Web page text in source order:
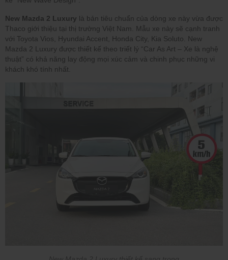
New Mazda 2 Luxury là bản tiêu chuẩn của dòng xe này vừa được
Thaco giới thiệu tại thị trường Việt Nam. Mẫu xe này sẽ cạnh tranh
với Toyota Vios, Hyundai Accent, Honda City, Kia Soluto. New
Mazda 2 Luxury được thiết kế theo triết lý “Car As Art – Xe là nghệ
thuật” có khả năng lay động mọi xúc cảm và chinh phục những vi
khách khó tính nhất.